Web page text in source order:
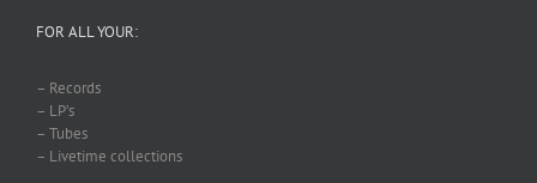
FOR ALL YOUR:
– Records
– LP’s
– Tubes
– Livetime collections